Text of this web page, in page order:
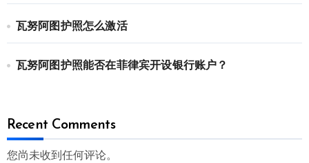
瓦努阿图护照怎么激活
瓦努阿图护照能否在菲律宾开设银行账户？
Recent Comments
您尚未收到任何评论。